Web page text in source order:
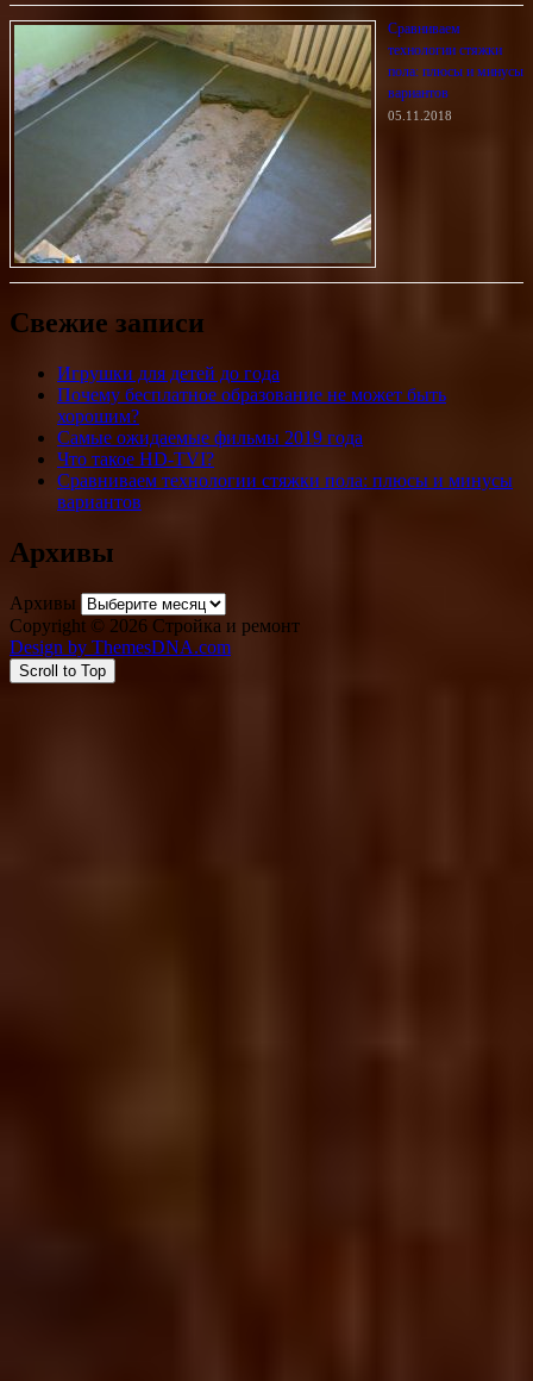
Сравниваем
технологии стяжки
пола: плюсы и минусы
вариантов
05.11.2018
Свежие записи
Игрушки для детей до года
Почему бесплатное образование не может быть
хорошим?
Самые ожидаемые фильмы 2019 года
Что такое HD-TVI?
Сравниваем технологии стяжки пола: плюсы и минусы
вариантов
Архивы
Архивы
Copyright © 2026 Стройка и ремонт
Design by ThemesDNA.com
Scroll to Top